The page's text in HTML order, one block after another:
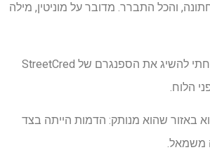
והכל התברר. מדובר על מוניטין, מילה
עם זאת בחשבון, הצלחתי להשיג את הספנגרם של StreetCred
באזור שהוא מנותק: הדמות הייתה בצד
משמאל.